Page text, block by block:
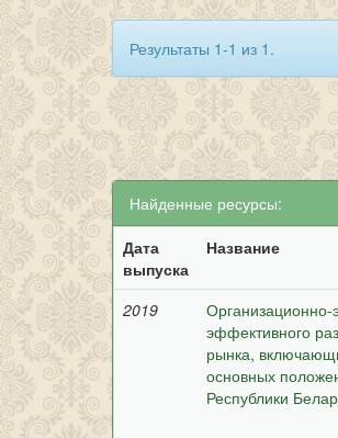
Результаты 1-1 из 1.
Найденные ресурсы:
Дата
выпуска
Название
2019
Организационно-
эффективного
рынка,
основных
Республики